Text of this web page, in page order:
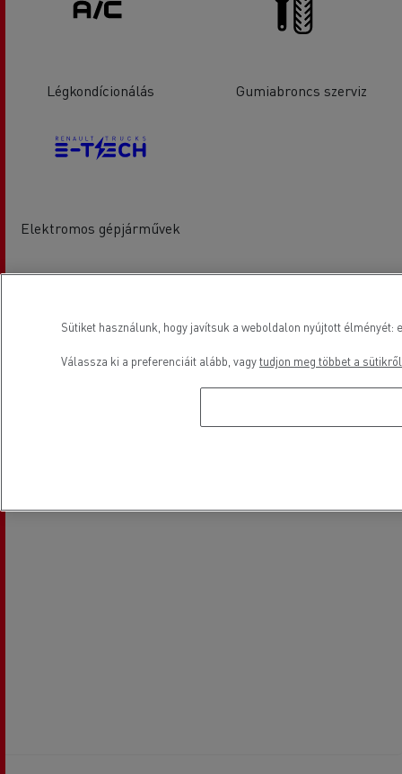
Légkondícionálás Gumiabroncs szerviz
Elektromos gépjárművek
Sütiket használunk, hogy javítsuk a weboldalon nyújtott
Válassza ki a preferenciáit alább, vagytudjon meg többet a